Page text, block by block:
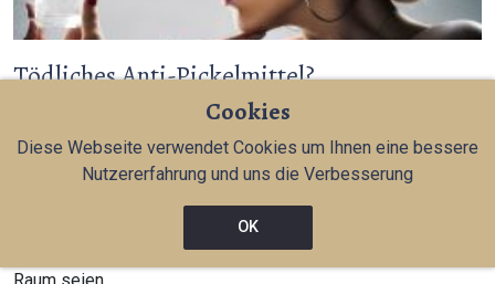
Tödliches Anti-Pickelmittel?
Diane-35 ist ein Medikament, das von Ärzten für die
Behandlung von Pickeln, fetter Haut oder leichter
Überbehaarung an Frauen verschrieben wird. Minister
Schippers denkt, dass es auch als Antibabypille
verschrieben worden sei. Allein schon im niederländischen
Cookies
Diese Webseite verwendet Cookies um Ihnen eine bessere
Nutzererfahrung und uns die Verbesserung
OK